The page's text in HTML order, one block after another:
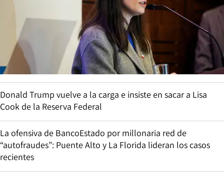
Donald Trump vuelve a la carga e insiste en sacar a Lisa
Cook de la Reserva Federal
La ofensiva de BancoEstado por millonaria red de
“autofraudes”: Puente Alto y La Florida lideran los casos
recientes